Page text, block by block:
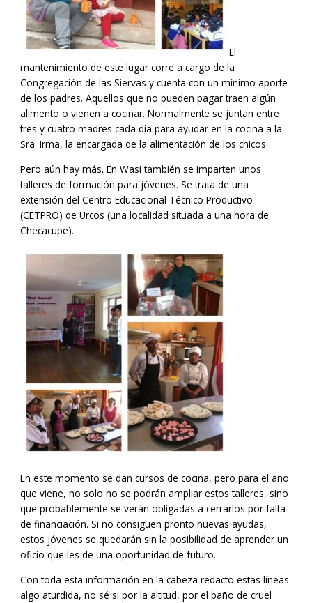
El
mantenimiento de este lugar corre a cargo de la
Congregación de las Siervas y cuenta con un mínimo aporte
de los padres. Aquellos que no pueden pagar traen algún
alimento o vienen a cocinar. Normalmente se juntan entre
tres y cuatro madres cada día para ayudar en la cocina a la
Sra. Irma, la encargada de la alimentación de los chicos.
Pero aún hay más. En Wasi también se imparten unos
talleres de formación para jóvenes. Se trata de una
extensión del Centro Educacional Técnico Productivo
(CETPRO) de Urcos (una localidad situada a una hora de
Checacupe).
En este momento se dan cursos de cocina, pero para el año
que viene, no solo no se podrán ampliar estos talleres, sino
que probablemente se verán obligadas a cerrarlos por falta
de financiación. Si no consiguen pronto nuevas ayudas,
estos jóvenes se quedarán sin la posibilidad de aprender un
oficio que les de una oportunidad de futuro.
Con toda esta información en la cabeza redacto estas líneas
algo aturdida, no sé si por la altitud, por el baño de cruel